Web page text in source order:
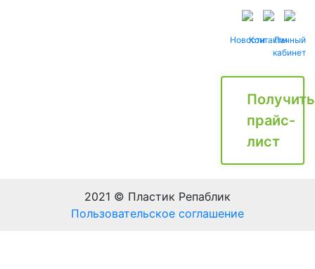
НовостиКонтактыЛичный
кабинет
Получить
прайс-
лист
2021 © Пластик Репаблик
Пользовательское соглашение